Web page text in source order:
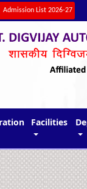
Admission List 2026-27
Facilities